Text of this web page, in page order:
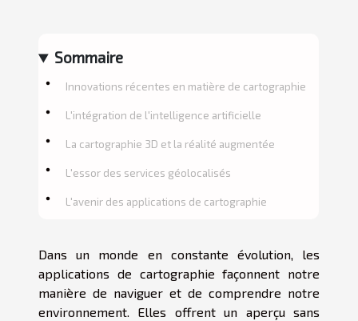
Sommaire
Innovations récentes en matière de cartographie
L'intégration de l'intelligence artificielle
La cartographie 3D et la réalité augmentée
L'essor des services géolocalisés
L'avenir des applications de cartographie
Dans un monde en constante évolution, les
applications de cartographie façonnent notre
manière de naviguer et de comprendre notre
environnement. Elles offrent un aperçu sans